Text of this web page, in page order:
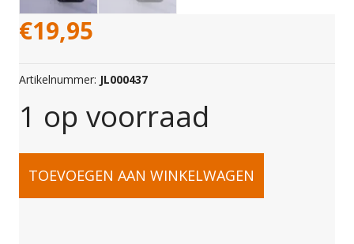
€19,95
Artikelnummer: JL000437
1 op voorraad
C-
TOEVOEGEN AAN WINKELWAGEN